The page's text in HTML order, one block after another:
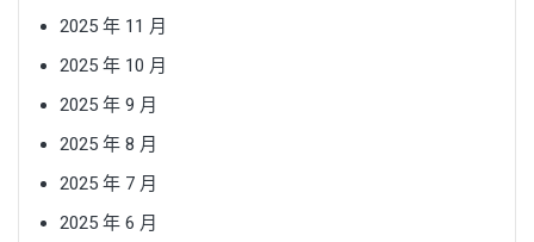
2025 年 11 月
2025 年 10 月
2025 年 9 月
2025 年 8 月
2025 年 7 月
2025 年 6 月